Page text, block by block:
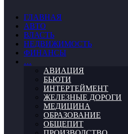
ГЛАВНАЯ
АВТО
ВЛАСТЬ
НЕДВИЖИМОСТЬ
ФИНАНСЫ
…
АВИАЦИЯ
БЬЮТИ
ИНТЕРТЕЙМЕНТ
ЖЕЛЕЗНЫЕ ДОРОГИ
МЕДИЦИНА
ОБРАЗОВАНИЕ
ОБЩЕПИТ